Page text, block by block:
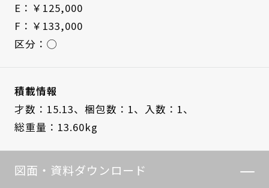
E：￥125,000
F：￥133,000
区分：◯
積載情報
才数：15.13、 梱包数：1、 入数：1、
総重量：13.60kg
図面・資料ダウンロード